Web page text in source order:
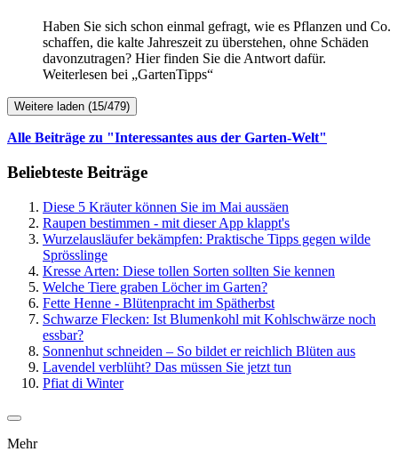
Haben Sie sich schon einmal gefragt, wie es Pflanzen und Co.
schaffen, die kalte Jahreszeit zu überstehen, ohne Schäden
davonzutragen? Hier finden Sie die Antwort dafür.
Weiterlesen bei „GartenTipps“
Weitere laden (15/479)
Alle Beiträge zu "Interessantes aus der Garten-Welt"
Beliebteste Beiträge
Diese 5 Kräuter können Sie im Mai aussäen
Raupen bestimmen - mit dieser App klappt's
Wurzelausläufer bekämpfen: Praktische Tipps gegen wilde
Sprösslinge
Kresse Arten: Diese tollen Sorten sollten Sie kennen
Welche Tiere graben Löcher im Garten?
Fette Henne - Blütenpracht im Spätherbst
Schwarze Flecken: Ist Blumenkohl mit Kohlschwärze noch
essbar?
Sonnenhut schneiden – So bildet er reichlich Blüten aus
Lavendel verblüht? Das müssen Sie jetzt tun
Pfiat di Winter
Mehr